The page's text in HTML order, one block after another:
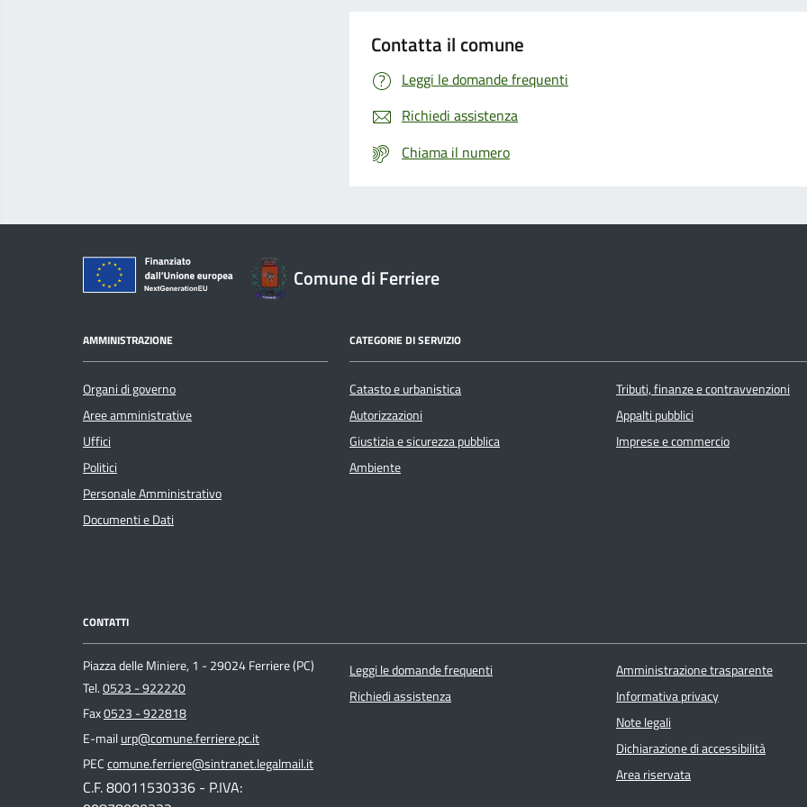
Contatta il comune
Leggi le domande frequenti
Richiedi assistenza
Chiama il numero
Comune di Ferriere
AMMINISTRAZIONE
Organi di governo
Aree amministrative
Uffici
Politici
Personale Amministrativo
Documenti e Dati
CATEGORIE DI SERVIZIO
Catasto e urbanistica
Autorizzazioni
Giustizia e sicurezza pubblica
Ambiente
Tributi, finanze e contravvenzioni
Appalti pubblici
Imprese e commercio
CONTATTI
Piazza delle Miniere, 1 - 29024 Ferriere (PC)
Tel.0523 - 922220
Fax0523 - 922818
E-mailurp@comune.ferriere.pc.it
PECcomune.ferriere@sintranet.legalmail.it
C.F. 80011530336 - P.IVA:
Leggi le domande frequenti
Richiedi assistenza
Amministrazione trasparente
Informativa privacy
Note legali
Dichiarazione di accessibilità
Area riservata